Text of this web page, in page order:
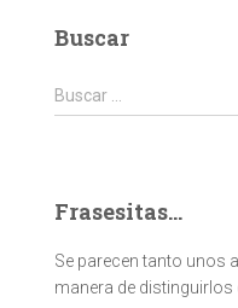
Buscar
Buscar:
Buscar …
Frasesitas...
Se parecen tanto unos
manera de